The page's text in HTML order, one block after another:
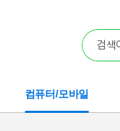
컴퓨터/모바일